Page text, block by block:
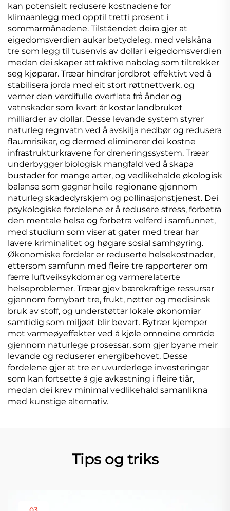
kan potensielt redusere kostnadene for
klimaanlegg med opptil tretti prosent i
sommarmånadene. Tilståendet deira gjer at
eigedomsverdien aukar betydeleg, med velskåna
tre som legg til tusenvis av dollar i eigedomsverdien
medan dei skaper attraktive nabolag som tiltrekker
seg kjøparar. Træar hindrar jordbrot effektivt ved å
stabilisera jorda med eit stort røttnettverk, og
verner den verdifulle overflata frå ånder og
vatnskader som kvart år kostar landbruket
milliarder av dollar. Desse levande system styrer
naturleg regnvatn ved å avskilja nedbør og redusera
flaumrisikar, og dermed eliminerer dei kostne
infrastrukturkravene for dreneringssystem. Træar
underbygger biologisk mangfald ved å skapa
bustader for mange arter, og vedlikehalde økologisk
balanse som gagnar heile regionane gjennom
naturleg skadedyrskjem og pollinasjonstjenest. Dei
psykologiske fordelene er å redusere stress, forbetra
den mentale helsa og forbetra velferd i samfunnet,
med studium som viser at gater med trear har
lavere kriminalitet og høgare sosial samhøyring.
Økonomiske fordelar er reduserte helsekostnader,
ettersom samfunn med fleire tre rapporterer om
færre luftveiksykdomar og varmerelaterte
helseproblemer. Træar gjev bærekraftige ressursar
gjennom fornybart tre, frukt, nøtter og medisinsk
bruk av stoff, og understøttar lokale økonomiar
samtidig som miljøet blir bevart. Bytrær kjemper
mot varmeøyeffekter ved å kjøle omneine område
gjennom naturlege prosessar, som gjer byane meir
levande og reduserer energibehovet. Desse
fordelene gjer at tre er uvurderlege investeringar
som kan fortsette å gje avkastning i fleire tiår,
medan dei krev minimal vedlikehald samanlikna
med kunstige alternativ.
Tips og triks